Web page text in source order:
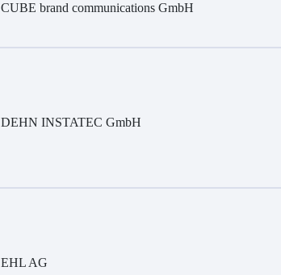
CUBE brand communications GmbH
DEHN INSTATEC GmbH
EHL AG